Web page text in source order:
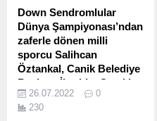
Down Sendromlular
Dünya Şampiyonası’ndan
zaferle dönen milli
sporcu Salihcan
Öztankal, Canik Belediye
Başkanı İbrahim Sandıkçı
Milli Sporcuyu Ağırladı
Down Sendromlular Dünya
26.07.2022
0
230